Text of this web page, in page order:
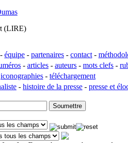
(LIRE)
- équipe - partenaires - contact -
- articles - auteurs - mots clefs -
iconographies - téléchargement
- histoire de la presse - presse et